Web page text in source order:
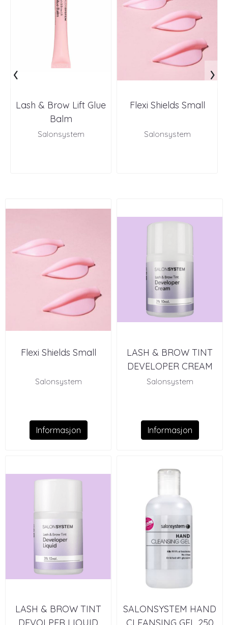
Lash & Brow Lift Glue
Balm
Salonsystem
Flexi Shields Small
Salonsystem
‹ ›
Flexi Shields Small
Salonsystem
Informasjon
LASH & BROW TINT
DEVELOPER CREAM
100 ML
Salonsystem
Informasjon
LASH & BROW TINT
SALONSYSTEM HAND